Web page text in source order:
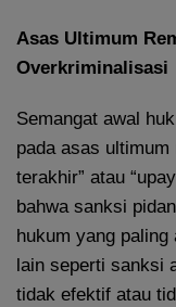
Asas Ultimum
Overkriminalisasi
Semangat awal
pada asas ultimum
terakhir” atau
bahwa sanksi
hukum yang
lain seperti sanksi
tidak efektif atau